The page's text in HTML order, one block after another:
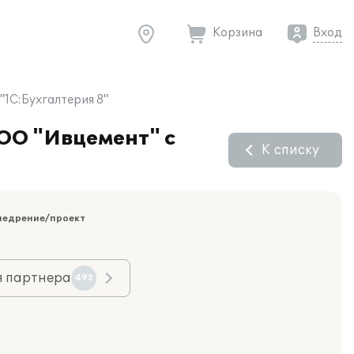
Корзина Вход
8"
"Ивцемент" с К списку
проект
партнера 493